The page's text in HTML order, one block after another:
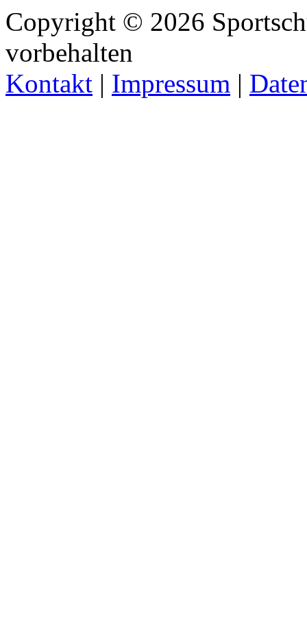
Copyright © 2026
vorbehalten
Kontakt | Impressum |